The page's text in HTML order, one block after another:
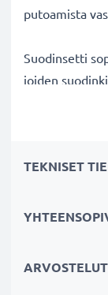
putoamista
Suodinsetti
joiden
Parempi
✔ Terävämpiä
TEKNISET
ARVOSTELUT